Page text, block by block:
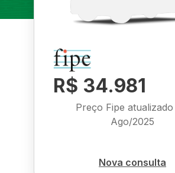
R$ 34.981
Preço Fipe atualizado
Ago/2025
Nova consulta